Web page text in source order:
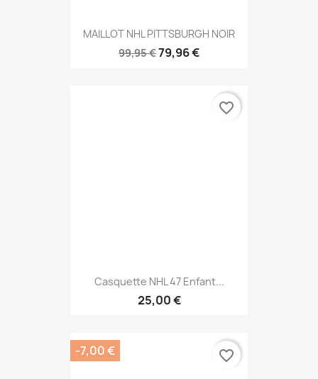
MAILLOT NHL PITTSBURGH NOIR
99,95 €79,96 €
Casquette NHL 47 Enfant...
25,00 €
favorite_border
-7,00 € favorite_border